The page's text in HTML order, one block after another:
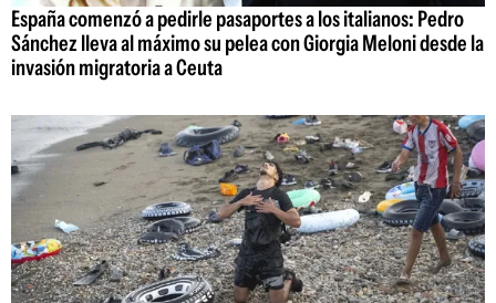
España comenzó a pedirle pasaportes a los italianos: Pedro
Sánchez lleva al máximo su pelea con Giorgia Meloni desde la
invasión migratoria a Ceuta